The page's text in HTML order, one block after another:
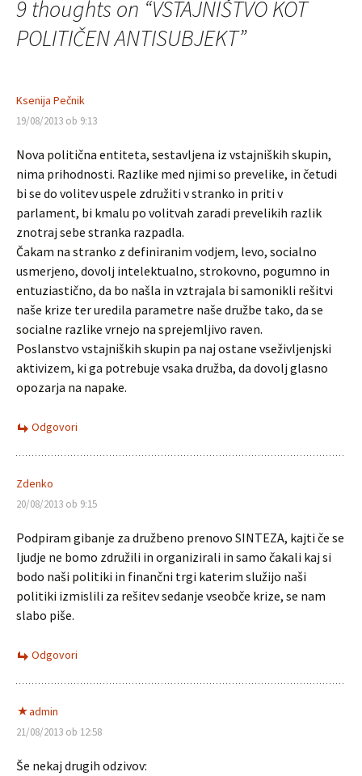
prispevkih
9 thoughts on “VSTAJNIŠTVO KOT
POLITIČEN ANTISUBJEKT”
Ksenija Pečnik
19/08/2013 ob 9:13
Nova politična entiteta, sestavljena iz vstajniških skupin,
nima prihodnosti. Razlike med njimi so prevelike, in četudi
bi se do volitev uspele združiti v stranko in priti v
parlament, bi kmalu po volitvah zaradi prevelikih razlik
znotraj sebe stranka razpadla.
Čakam na stranko z definiranim vodjem, levo, socialno
usmerjeno, dovolj intelektualno, strokovno, pogumno in
entuziastično, da bo našla in vztrajala bi samonikli rešitvi
naše krize ter uredila parametre naše družbe tako, da se
socialne razlike vrnejo na sprejemljivo raven.
Poslanstvo vstajniških skupin pa naj ostane vseživljenjski
aktivizem, ki ga potrebuje vsaka družba, da dovolj glasno
opozarja na napake.
Odgovori
Zdenko
20/08/2013 ob 9:15
Podpiram gibanje za družbeno prenovo SINTEZA, kajti če se
ljudje ne bomo združili in organizirali in samo čakali kaj si
bodo naši politiki in finančni trgi katerim služijo naši
politiki izmislili za rešitev sedanje vseobče krize, se nam
slabo piše.
Odgovori
admin
21/08/2013 ob 12:58
Še nekaj drugih odzivov: